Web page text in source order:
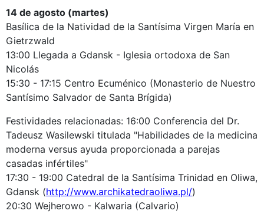
14 de agosto (martes)
Basílica de la Natividad de la Santísima Virgen María en
Gietrzwald
13:00 Llegada a Gdansk - Iglesia ortodoxa de San
Nicolás
15:30 - 17:15 Centro Ecuménico (Monasterio de Nuestro
Santísimo Salvador de Santa Brígida)
Festividades relacionadas: 16:00 Conferencia del Dr.
Tadeusz Wasilewski titulada "Habilidades de la medicina
moderna versus ayuda proporcionada a parejas
casadas infértiles"
17:30 - 19:00 Catedral de la Santísima Trinidad en Oliwa,
Gdansk (http://www.archikatedraoliwa.pl/)
20:30 Wejherowo - Kalwaria (Calvario)